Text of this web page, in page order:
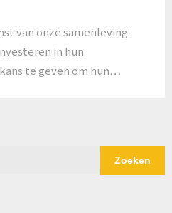
van onze samenleving.
in hun
te geven om hun…
Zoeken